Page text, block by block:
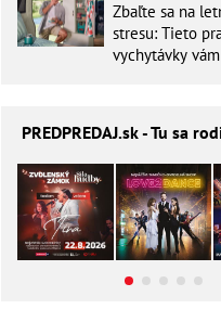
Zbaľte sa na
stresu: Tieto
vychytávky
PREDPREDAJ.sk - Tu sa